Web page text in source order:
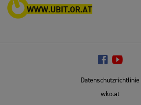
Datenschutzrichtlinie
wko.at